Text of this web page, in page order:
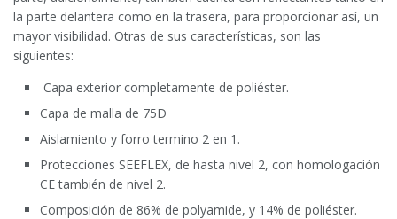
la parte delantera como en la trasera, para proporcionar así, un
mayor visibilidad. Otras de sus características, son las
siguientes:
Capa exterior completamente de poliéster.
Capa de malla de 75D
Aislamiento y forro termino 2 en 1.
Protecciones SEEFLEX, de hasta nivel 2, con homologación
CE también de nivel 2.
Composición de 86% de polyamide, y 14% de poliéster.